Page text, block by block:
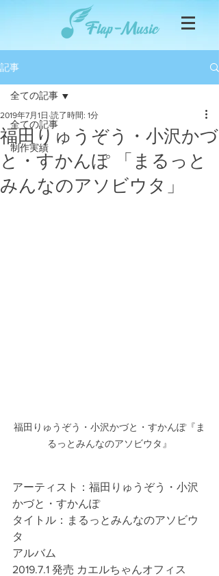
記事
全ての記事
制作実績
全ての記事
福田りゅうぞう・小沢かづ
と・すかんぽ 「まるっと
みんなのアソビウタ」
2019年7月1日 読了時間: 1分
福田りゅうぞう・小沢かづと・すかんぽ『ま
るっとみんなのアソビウタ』
アーティスト：福田りゅうぞう・小沢
かづと・すかんぽ
タイトル：まるっとみんなのアソビウ
タ
アルバム
2019.7.1 発売 カエルちゃんオフィス